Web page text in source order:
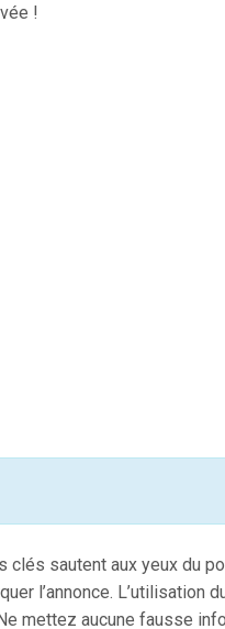
!
clés sautent aux yeux du
l’annonce. L’utilisation
mettez aucune fausse